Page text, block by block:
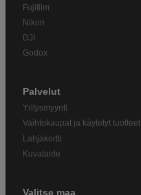
Fujifilm
Nikon
DJI
Godox
Palvelut
Yritysmyynti
Vaihtokaupat ja käytetyt tuotteet
Lahjakortti
Kuvataide
Valitse maa